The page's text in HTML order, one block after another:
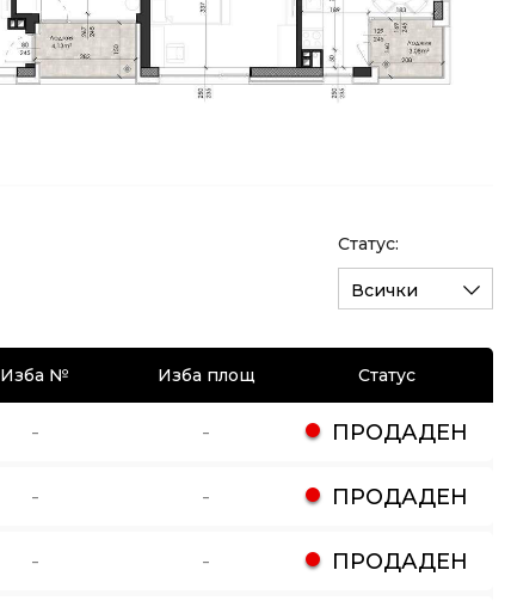
Статус:
Всички
Изба № Изба площ Статус
- - ПРОДАДЕН
- - ПРОДАДЕН
- - ПРОДАДЕН